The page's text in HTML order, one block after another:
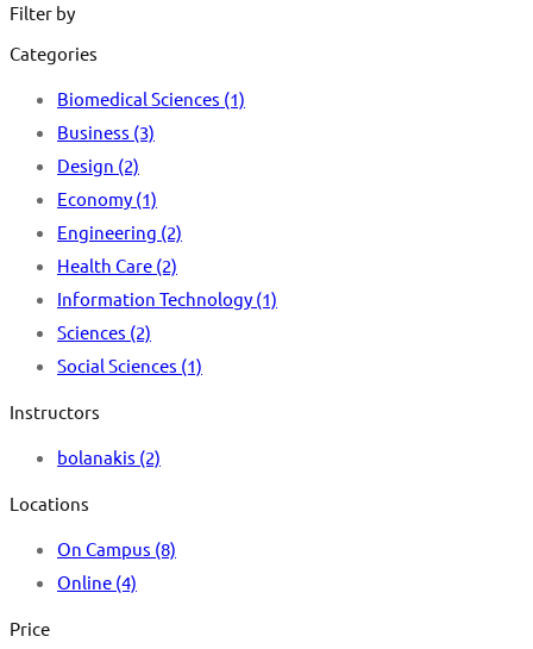
Filter by
Categories
Biomedical Sciences (1)
Business (3)
Design (2)
Economy (1)
Engineering (2)
Health Care (2)
Information Technology (1)
Sciences (2)
Social Sciences (1)
Instructors
bolanakis (2)
Locations
On Campus (8)
Online (4)
Price